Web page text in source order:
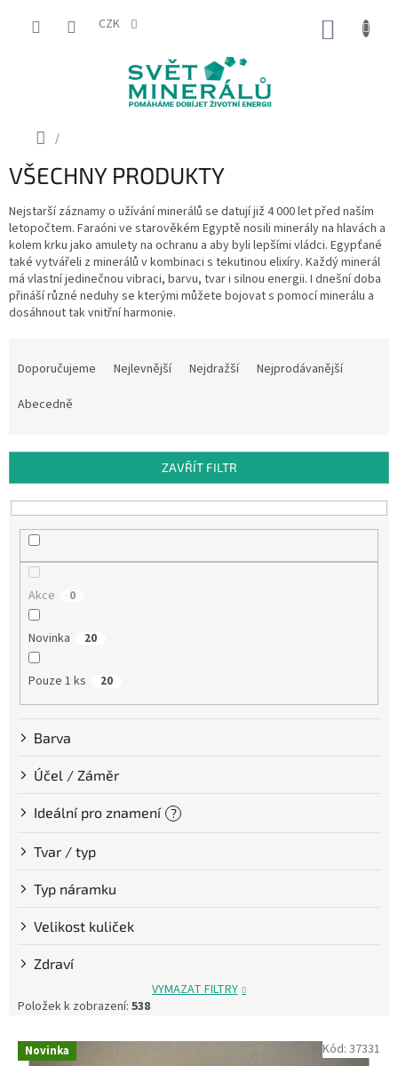
CZK
Domů
/
VŠECHNY PRODUKTY
Nejstarší záznamy o užívání minerálů se datují již 4 000 let před naším
letopočtem. Faraóni ve starověkém Egyptě nosili minerály na hlavách a
kolem krku jako amulety na ochranu a aby byli lepšími vládci. Egypťané
také vytvářeli z minerálů v kombinaci s tekutinou elixíry. Každý minerál
má vlastní jedinečnou vibraci, barvu, tvar i silnou energii. I dnešní doba
přináší různé neduhy se kterými můžete bojovat s pomocí minerálu a
dosáhnout tak vnitřní harmonie.
r
o
Doporučujeme Nejlevnější Nejdražší
Nejprodávanější
Abecedně
ZAVŘÍT FILTR
Akce 0
Novinka 20
Pouze 1 ks 20
Barva
Účel / Záměr
Ideální pro znamení ?
Tvar / typ
Typ náramku
Velikost kuliček
Zdraví
VYMAZAT FILTRY
Položek k zobrazení: 538
V Novinka Kód: 37331